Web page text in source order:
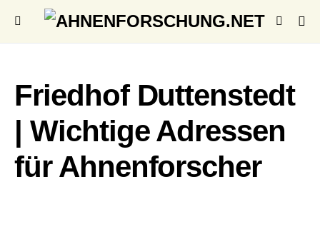
Friedhof Duttenstedt
| Wichtige Adressen
für Ahnenforscher